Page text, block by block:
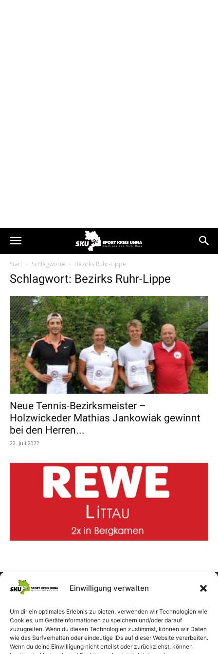
Einwilligung verwalten
Um dir ein optimales Erlebnis zu bieten, verwenden wir Technologien wie
Cookies, um Geräteinformationen zu speichern und/oder darauf
zuzugreifen. Wenn du diesen Technologien zustimmst, können wir Daten
wie das Surfverhalten oder eindeutige IDs auf dieser Website verarbeiten.
Wenn du deine Einwilligung nicht erteilst oder zurückziehst, können
Start Schlagworte Bezirks Ruhr-Lippe
Schlagwort: Bezirks Ruhr-Lippe
Neue Tennis-Bezirksmeister –
Holzwickeder Mathias Jankowiak gewinnt
bei den Herren...
22. Juli 2022